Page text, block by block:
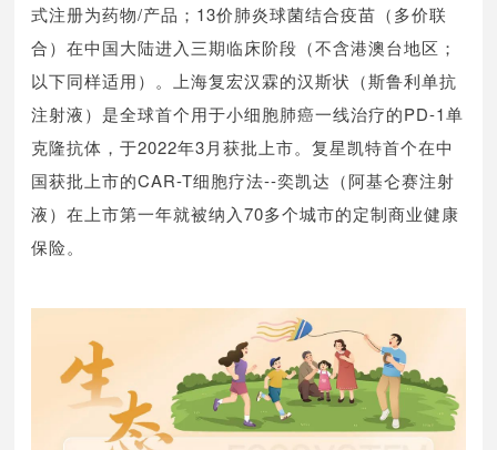
式注册为药物/产品；13价肺炎球菌结合疫苗（多价联
合）在中国大陆进入三期临床阶段（不含港澳台地区；
以下同样适用）。上海复宏汉霖的汉斯状（斯鲁利单抗
注射液）是全球首个用于小细胞肺癌一线治疗的PD-1单
克隆抗体，于2022年3月获批上市。复星凯特首个在中
国获批上市的CAR-T细胞疗法--奕凯达（阿基仑赛注射
液）在上市第一年就被纳入70多个城市的定制商业健康
保险。